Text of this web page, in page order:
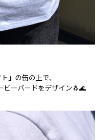
」の缶の上で、
ビーバードをデザイン🐧🌊